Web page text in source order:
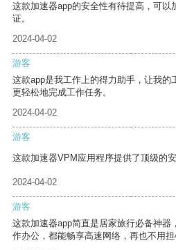
这款加速器app的安全性有待提高，可以
证。
2024-04-02
游客
这款app是我工作上的得力助手，让我的
更轻松地完成工作任务。
2024-04-02
游客
这款加速器VPM应用程序提供了顶级的
2024-04-02
游客
这款加速器app简直是居家旅行必备神器
作办公，都能畅享高速网络，再也不用担